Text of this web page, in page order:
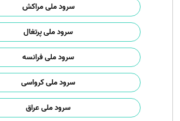
سرود ملی مراکش
سرود ملی پرتغال
سرود ملی فرانسه
سرود ملی کرواسی
سرود ملی عراق